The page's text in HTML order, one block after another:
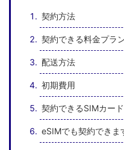
契約方法
契約できる料金プラ
配送方法
初期費用
契約できるSIMカー
eSIMでも契約できま